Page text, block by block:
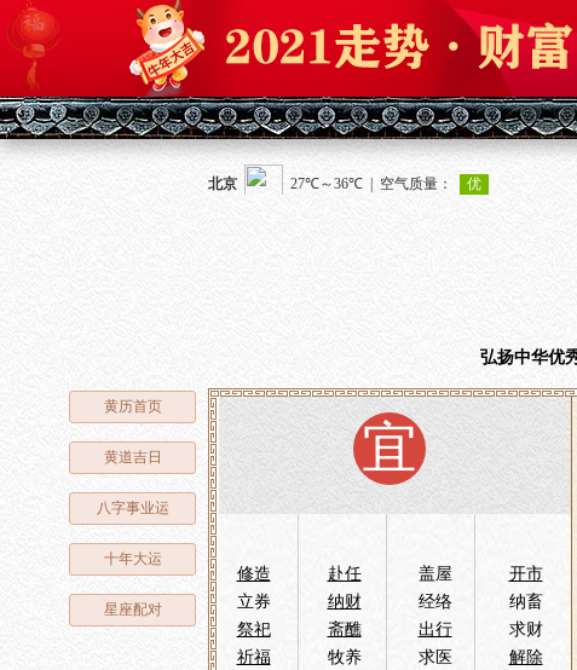
黄历首页
黄道吉日
八字事业运
十年大运
星座配对
弘扬中华优
宜
修造 赴任 盖屋
开市
立券
纳财 经络
纳畜
祭祀
斋醮 出行
求财
祈福
牧养 求医
解除